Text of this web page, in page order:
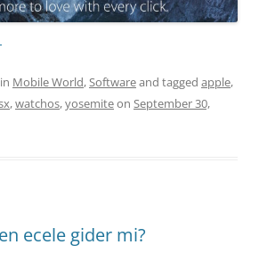
Mobile World,Softwareand tagged apple,
,watchos,yosemiteon September 30,
ecele gider mi?